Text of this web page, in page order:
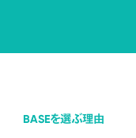
BASEを選ぶ理由